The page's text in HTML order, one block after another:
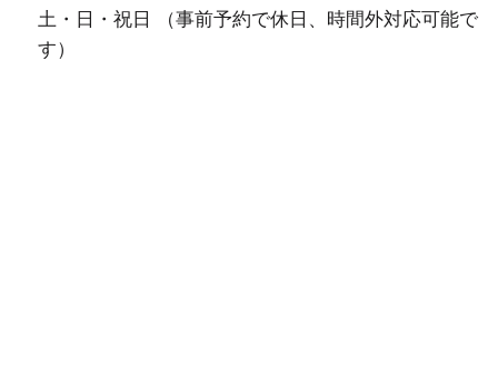
土・日・祝日 （事前予約で休日、時間外対応可能で
す）